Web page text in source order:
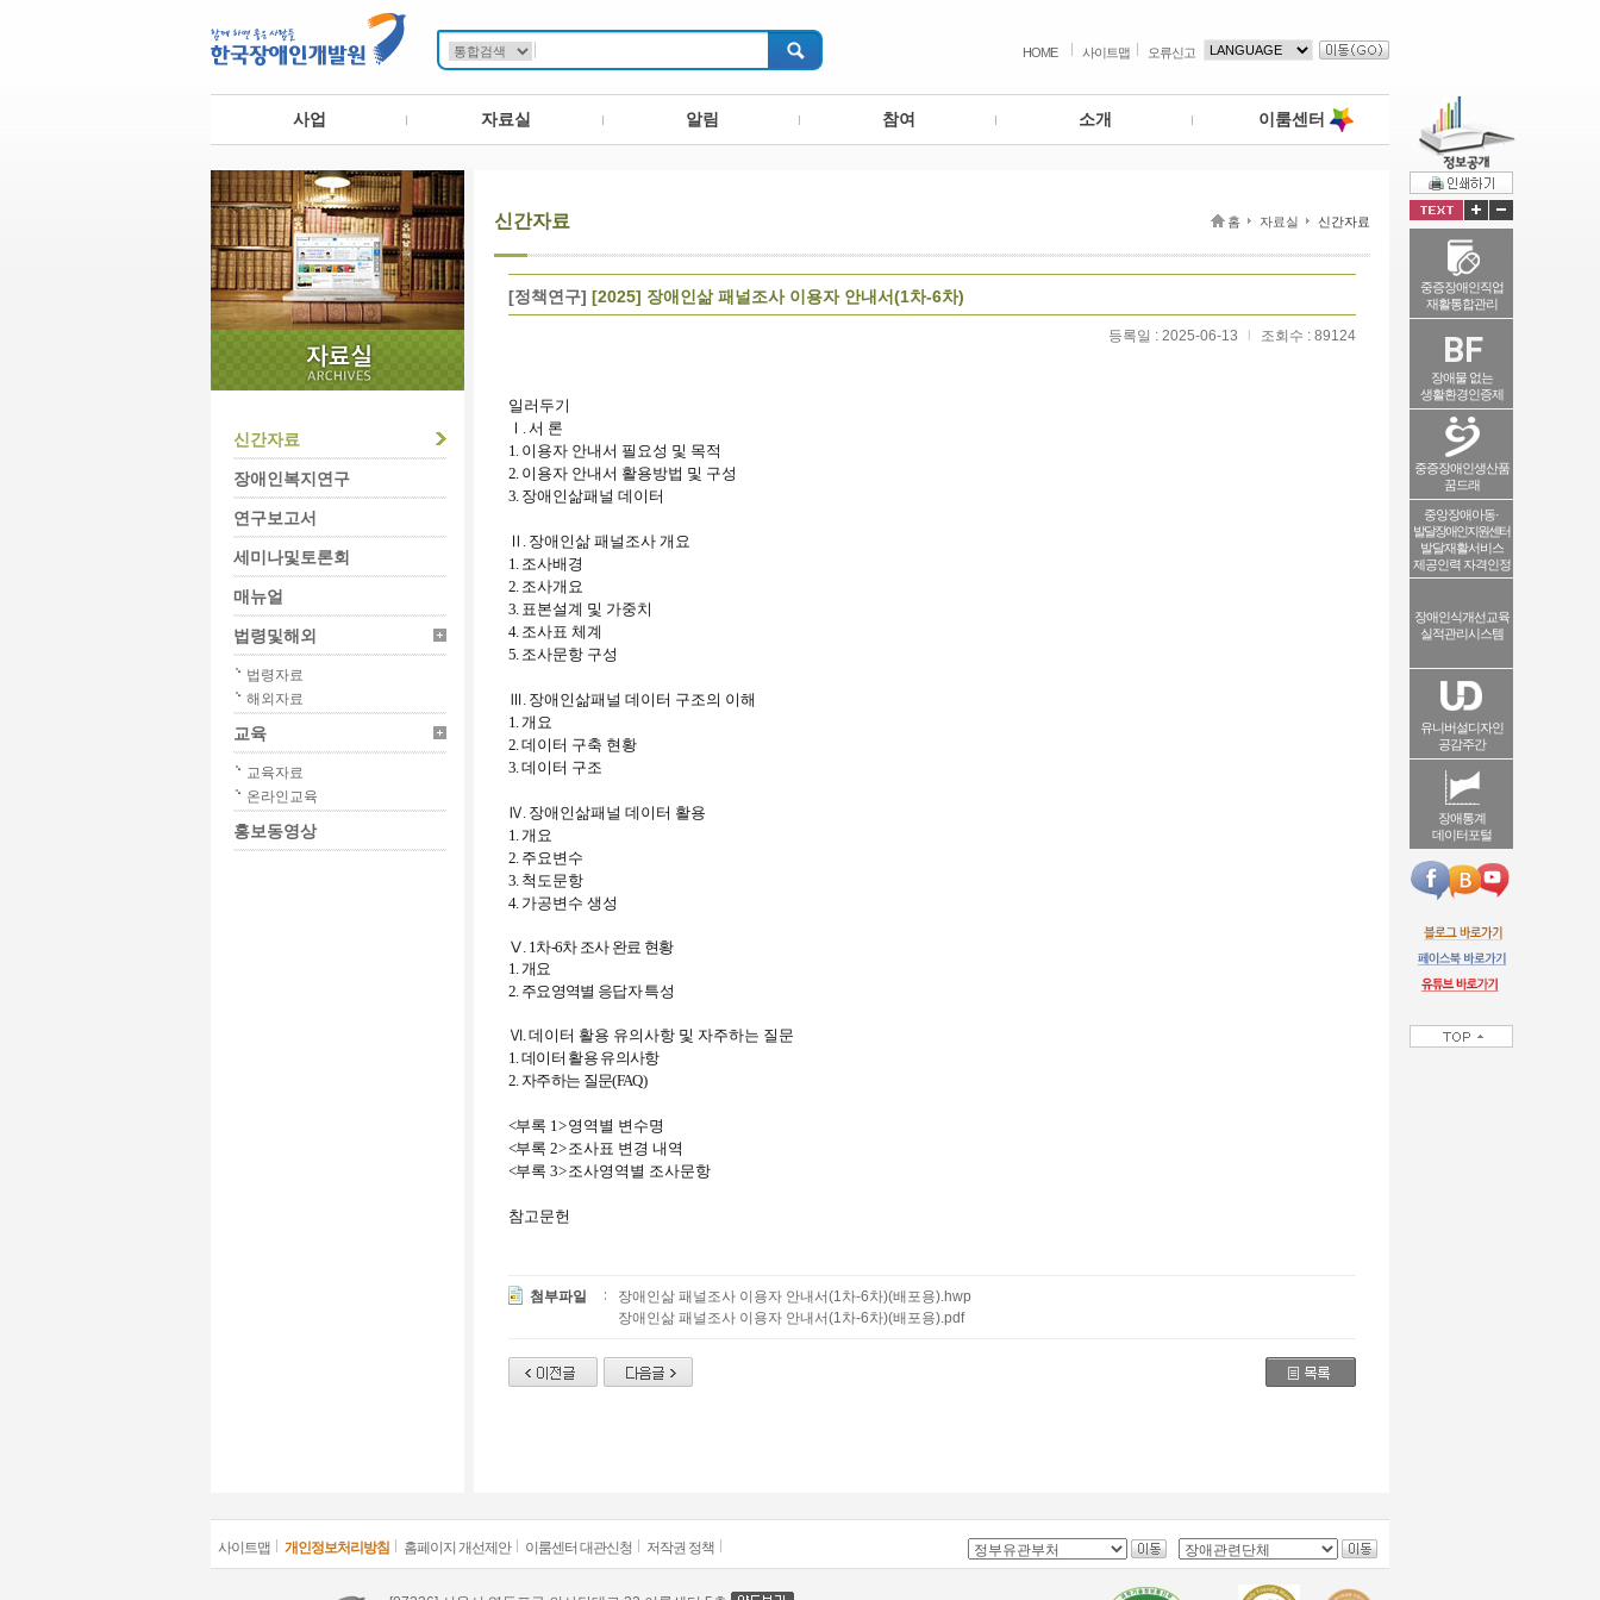
HOME 사이트맵 오류신고
사업 자료실 알림 참여 소개 이룸센터
신간자료
장애인복지연구
연구보고서
세미나및토론회
매뉴얼
법령및해외
법령자료
해외자료
교육
교육자료
온라인교육
홍보동영상
신간자료 홈 자료실 신간자료
[정책연구] [2025] 장애인삶 패널조사 이용자 안내서(1차-6차)
등록일 : 2025-06-13 조회수 : 89124
일러두기
Ⅰ .서 론
1. 이용자 안내서 필요성 및 목적
2. 이용자 안내서 활용방법 및 구성
3. 장애인삶패널 데이터
Ⅱ . 장애인삶 패널조사 개요
1. 조사배경
2. 조사개요
3. 표본설계 및 가중치
4. 조사표 체계
5. 조사문항 구성
Ⅲ . 장애인삶패널 데이터 구조의 이해
1.개요
2.데이터 구축 현황
3.데이터 구조
Ⅳ. 장애인삶패널 데이터 활용
1.개요
2. 주요변수
3. 척도문항
4. 가공변수 생성
Ⅴ. 1차-6차 조사 완료 현황
1.개요
2. 주요영역별 응답자 특성
Ⅵ.데이터 활용 유의사항 및 자주하는 질문
1. 데이터 활용 유의사항
2. 자주하는 질문(FAQ)
<부록 1>영역별 변수명
<부록2>조사표 변경 내역
<부록3>조사영역별 조사문항
참고문헌
첨부파일
장애인삶 패널조사 이용자 안내서(1차-6차)(배포용).hwp
장애인삶 패널조사 이용자 안내서(1차-6차)(배포용).pdf
사이트맵 개인정보처리방침 홈페이지 개선제안 이룸센터 대관신청 저작권 정책
중증장애인직업
재활통합관리
장애물 없는
생활환경인증제
중증장애인생산품
꿈드래
중앙장애아동·
발달장애인지원센터
발달재활서비스
제공인력 자격인정
장애인식개선교육
실적관리시스템
유니버설디자인
공감주간
장애통계
데이터포털